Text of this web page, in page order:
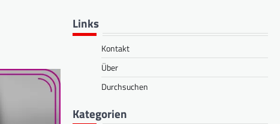
Links
Kontakt
Über
Durchsuchen
Kategorien